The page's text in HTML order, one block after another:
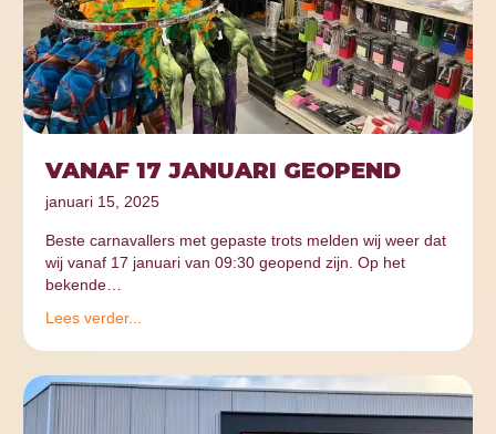
VANAF 17 JANUARI GEOPEND
januari 15, 2025
Beste carnavallers met gepaste trots melden wij weer dat
wij vanaf 17 januari van 09:30 geopend zijn. Op het
bekende…
Lees verder...